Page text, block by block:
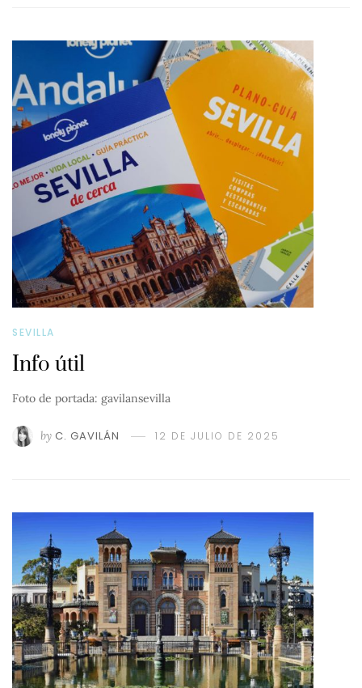
SEVILLA
Info útil
Foto de portada: gavilansevilla
by C. GAVILÁN 12 DE JULIO DE 2025